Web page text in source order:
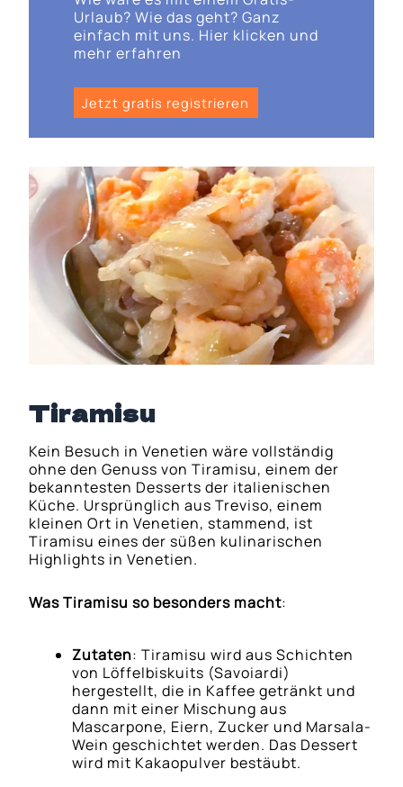
Urlaub? Wie das geht? Ganz
einfach mit uns. Hier klicken und
mehr erfahren
Jetzt gratis registrieren
Tiramisu
Kein Besuch in Venetien wäre vollständig
ohne den Genuss von Tiramisu, einem der
bekanntesten Desserts der italienischen
Küche. Ursprünglich aus Treviso, einem
kleinen Ort in Venetien, stammend, ist
Tiramisu eines der süßen kulinarischen
Highlights in Venetien.
Was Tiramisu so besonders macht:
Zutaten: Tiramisu wird aus Schichten
von Löffelbiskuits (Savoiardi)
hergestellt, die in Kaffee getränkt und
dann mit einer Mischung aus
Mascarpone, Eiern, Zucker und Marsala-
Wein geschichtet werden. Das Dessert
wird mit Kakaopulver bestäubt.